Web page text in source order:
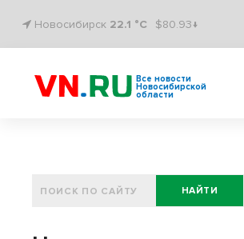
Новосибирск 22.1 °C $80.93↓
Все новости
Новосибирской
области
НАЙТИ